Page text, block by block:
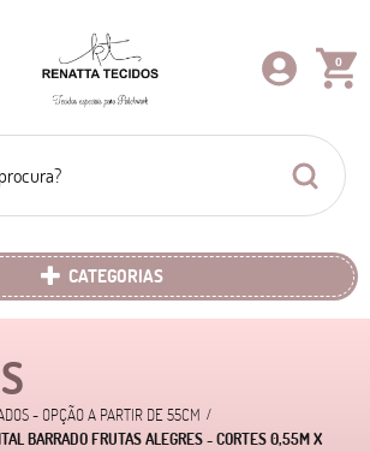
0
CATEGORIAS
- OPÇÃO A PARTIR DE 55CM
BARRADO FRUTAS ALEGRES - CORTES 0,55M X